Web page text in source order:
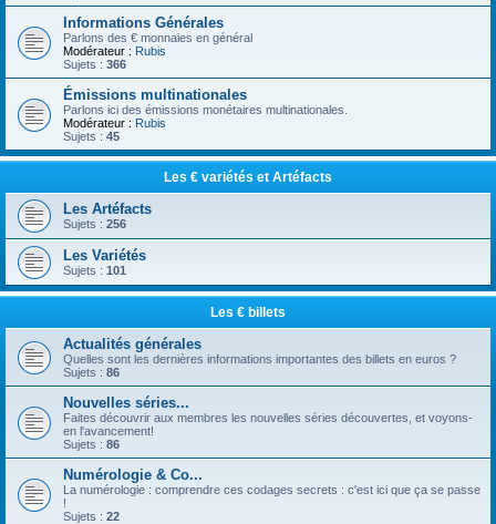
Informations Générales
Parlons des € monnaies en général
Modérateur : Rubis
Sujets : 366
Émissions multinationales
Parlons ici des émissions monétaires multinationales.
Modérateur : Rubis
Sujets : 45
Les € variétés et Artéfacts
Les Artéfacts
Sujets : 256
Les Variétés
Sujets : 101
Les € billets
Actualités générales
Quelles sont les dernières informations importantes des billets en euros ?
Sujets : 86
Nouvelles séries...
Faites découvrir aux membres les nouvelles séries découvertes, et voyons-
en l'avancement!
Sujets : 86
Numérologie & Co...
La numérologie : comprendre ces codages secrets : c'est ici que ça se passe
!
Sujets : 22